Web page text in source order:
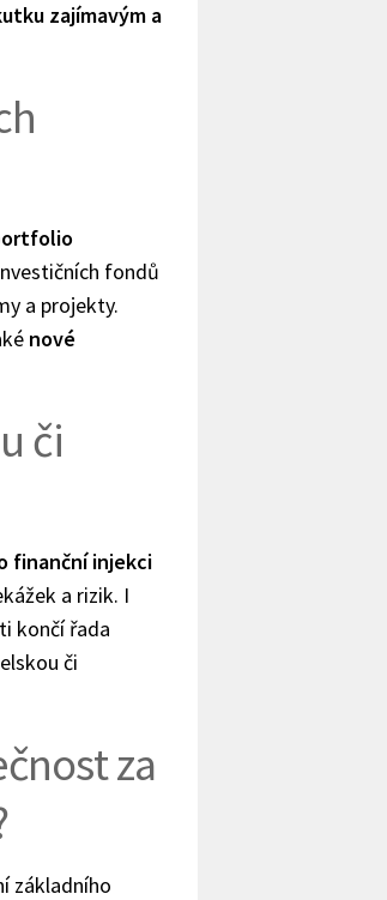
zajímavým a
fondů
a projekty.
nové
či
finanční injekci
a rizik. I
končí řada
či
za
základního